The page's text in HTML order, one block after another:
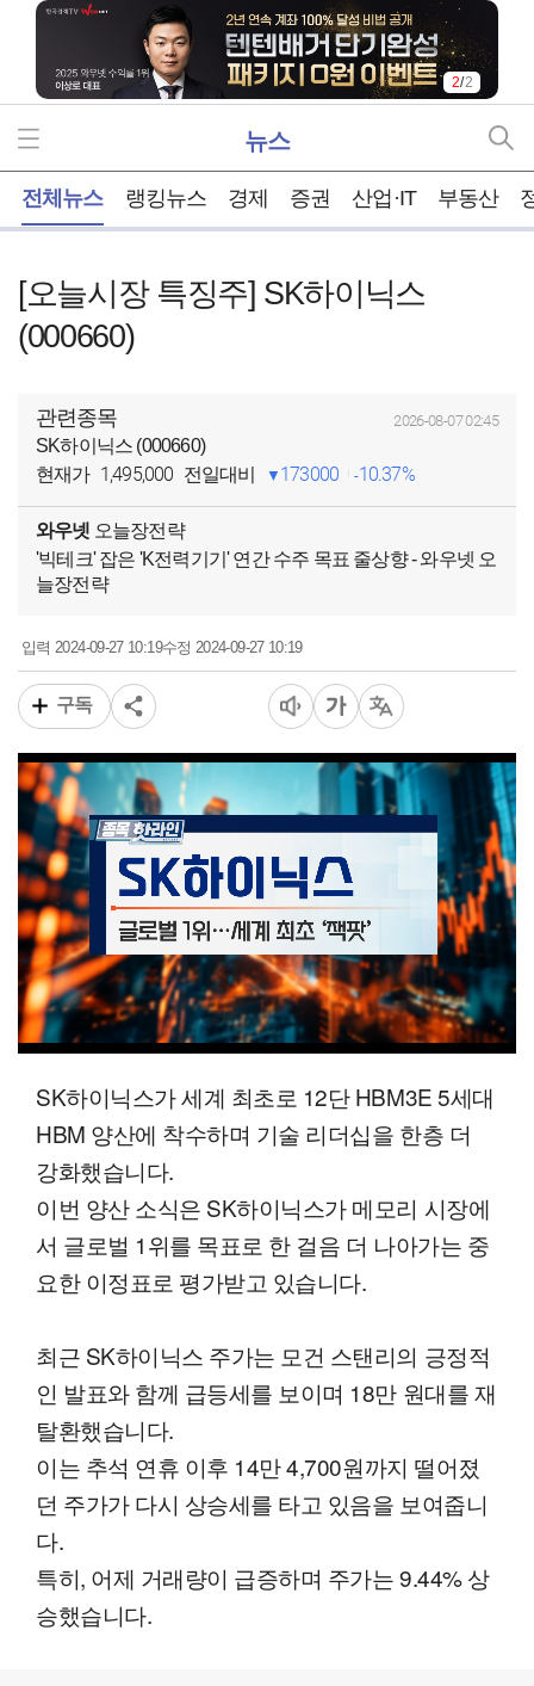
2/2
뉴스
전체뉴스 랭킹뉴스 경제 증권 산업·IT 부동산
[오늘시장 특징주] SK하이닉스
(000660)
관련종목 2026-08-07 02:45
SK하이닉스 (000660)
현재가 1,495,000 전일대비 173000 10.37%
와우넷 오늘장전략
'빅테크' 잡은 'K전력기기' 연간 수주 목표 줄상향 - 와우넷 오
늘장전략
입력 2024-09-27 10:19수정 2024-09-27 10:19
구독
SK하이닉스가 세계 최초로 12단 HBM3E 5세대
HBM 양산에 착수하며 기술 리더십을 한층 더
강화했습니다.
이번 양산 소식은 SK하이닉스가 메모리 시장에
서 글로벌 1위를 목표로 한 걸음 더 나아가는 중
요한 이정표로 평가받고 있습니다.
최근 SK하이닉스 주가는 모건 스탠리의 긍정적
인 발표와 함께 급등세를 보이며 18만 원대를 재
탈환했습니다.
이는 추석 연휴 이후 14만 4,700원까지 떨어졌
던 주가가 다시 상승세를 타고 있음을 보여줍니
다.
특히, 어제 거래량이 급증하며 주가는 9.44% 상
승했습니다.